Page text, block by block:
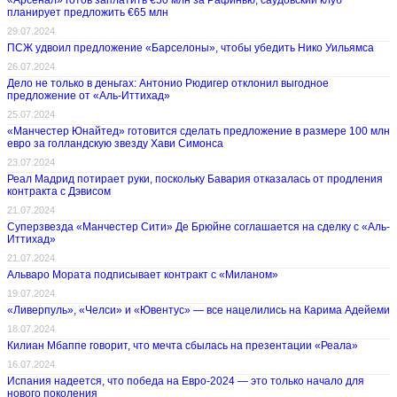
планирует предложить €65 млн
29.07.2024
ПСЖ удвоил предложение «Барселоны», чтобы убедить Нико Уильямса
26.07.2024
Дело не только в деньгах: Антонио Рюдигер отклонил выгодное
предложение от «Аль-Иттихад»
25.07.2024
«Манчестер Юнайтед» готовится сделать предложение в размере 100 млн
евро за голландскую звезду Хави Симонса
23.07.2024
Реал Мадрид потирает руки, поскольку Бавария отказалась от продления
контракта с Дэвисом
21.07.2024
Суперзвезда «Манчестер Сити» Де Брюйне соглашается на сделку с «Аль-
Иттихад»
21.07.2024
Альваро Мората подписывает контракт с «Миланом»
19.07.2024
«Ливерпуль», «Челси» и «Ювентус» — все нацелились на Карима Адейеми
18.07.2024
Килиан Мбаппе говорит, что мечта сбылась на презентации «Реала»
16.07.2024
Испания надеется, что победа на Евро-2024 — это только начало для
нового поколения